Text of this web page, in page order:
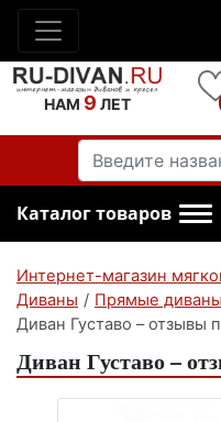
НАМ 9 ЛЕТ
Каталог товаров
Интернет-магазин
Диваны / Прямые диваны
Диван Густаво – отзывы
Диван Густаво –